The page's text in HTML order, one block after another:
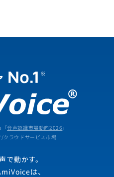
「音声認識市場動向2026 」
クラウドサービス市場
で動かす。
は、